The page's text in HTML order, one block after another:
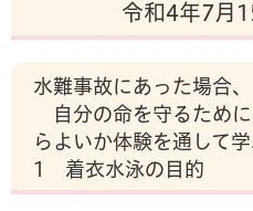
令和4年7月15
水難事故にあった場合、
自分の命を守るため
らよいか体験を通して学
1 着衣水泳の目的